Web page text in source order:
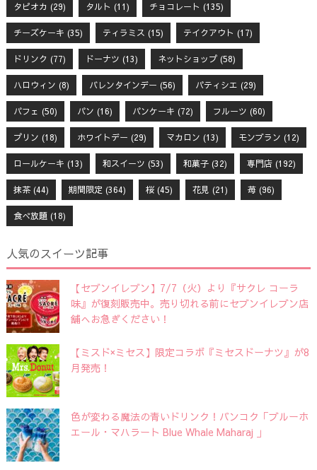
タピオカ (29) タルト (11) チョコレート (135)
チーズケーキ (35) ティラミス (15) テイクアウト (17)
ドリンク (77) ドーナツ (13) ネットショップ(58)
ハロウィン (8) バレンタインデー (56) パティシエ (29)
パフェ (50) パン (16) パンケーキ (72) フルーツ (60)
プリン (18) ホワイトデー (29) マカロン (13) モンブラン (12)
ロールケーキ (13) 和スイーツ (53) 和菓子(32) 専門店(192)
抹茶(44) 期間限定 (364) 桜(45) 花見 (21) 苺(96)
食べ放題(18)
人気のスイーツ記事
【セブンイレブン】7/7（火）より『サクレ コーラ
味』が復刻販売中。売り切れる前にセブンイレブン店
舗へお急ぎください！
【ミスド×ミセス】限定コラボ『ミセスドーナツ』が8
月発売！
色が変わる魔法の青いドリンク！バンコク「ブルーホ
エール・マハラート Blue Whale Maharaj 」